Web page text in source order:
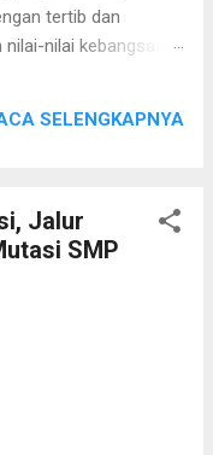
tertib dan
nilai kebangsaan,
Dalam
Gubernur Daerah
pada tahun 1984, Hari
bangsa terhadap
aset terbesar
serta mampu
yang lebih baik.
didik untuk
SELENGKAPNYA
Jalur
SMP